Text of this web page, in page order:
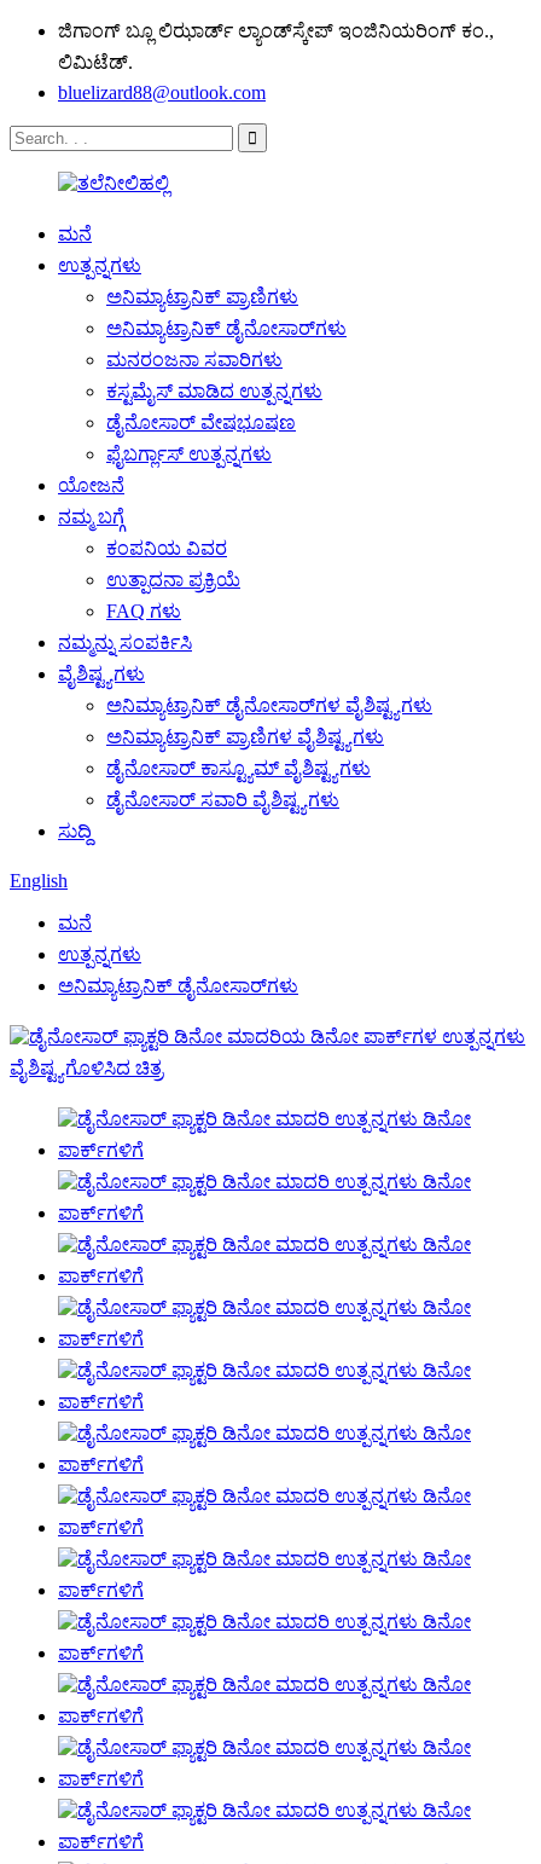
ಜಿಗಾಂಗ್ ಬ್ಲೂ ಲಿಝಾರ್ಡ್ ಲ್ಯಾಂಡ್‌ಸ್ಕೇಪ್ ಇಂಜಿನಿಯರಿಂಗ್ ಕಂ.,
ಲಿಮಿಟೆಡ್.
bluelizard88@outlook.com
ಮನೆ
ಉತ್ಪನ್ನಗಳು
ಅನಿಮ್ಯಾಟ್ರಾನಿಕ್ ಪ್ರಾಣಿಗಳು
ಅನಿಮ್ಯಾಟ್ರಾನಿಕ್ ಡೈನೋಸಾರ್‌ಗಳು
ಮನರಂಜನಾ ಸವಾರಿಗಳು
ಕಸ್ಟಮೈಸ್ ಮಾಡಿದ ಉತ್ಪನ್ನಗಳು
ಡೈನೋಸಾರ್ ವೇಷಭೂಷಣ
ಫೈಬರ್ಗ್ಲಾಸ್ ಉತ್ಪನ್ನಗಳು
ಯೋಜನೆ
ನಮ್ಮ ಬಗ್ಗೆ
ಕಂಪನಿಯ ವಿವರ
ಉತ್ಪಾದನಾ ಪ್ರಕ್ರಿಯೆ
FAQ ಗಳು
ನಮ್ಮನ್ನು ಸಂಪರ್ಕಿಸಿ
ವೈಶಿಷ್ಟ್ಯಗಳು
ಅನಿಮ್ಯಾಟ್ರಾನಿಕ್ ಡೈನೋಸಾರ್‌ಗಳ ವೈಶಿಷ್ಟ್ಯಗಳು
ಅನಿಮ್ಯಾಟ್ರಾನಿಕ್ ಪ್ರಾಣಿಗಳ ವೈಶಿಷ್ಟ್ಯಗಳು
ಡೈನೋಸಾರ್ ಕಾಸ್ಟ್ಯೂಮ್ ವೈಶಿಷ್ಟ್ಯಗಳು
ಡೈನೋಸಾರ್ ಸವಾರಿ ವೈಶಿಷ್ಟ್ಯಗಳು
ಸುದ್ದಿ
English
ಮನೆ
ಉತ್ಪನ್ನಗಳು
ಅನಿಮ್ಯಾಟ್ರಾನಿಕ್ ಡೈನೋಸಾರ್‌ಗಳು